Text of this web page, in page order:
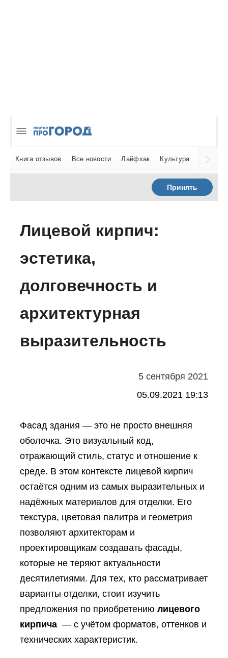
Книга отзывов Все новости Лайфхак Культура
Принять
Лицевой кирпич:
эстетика,
долговечность и
архитектурная
выразительность
5 сентября 2021
05.09.2021 19:13
Фасад здания — это не просто внешняя
оболочка. Это визуальный код,
отражающий стиль, статус и отношение к
среде. В этом контексте лицевой кирпич
остаётся одним из самых выразительных и
надёжных материалов для отделки. Его
текстура, цветовая палитра и геометрия
позволяют архитекторам и
проектировщикам создавать фасады,
которые не теряют актуальности
десятилетиями. Для тех, кто рассматривает
варианты отделки, стоит изучить
предложения по приобретению лицевого
кирпича — с учётом форматов, оттенков и
технических характеристик.